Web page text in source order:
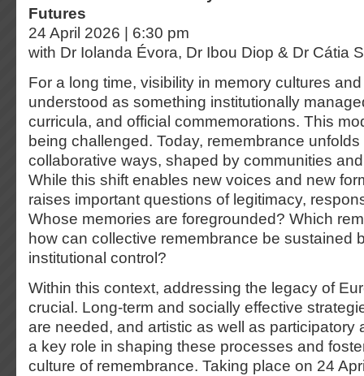
Futures
24 April 2026 | 6:30 pm
with Dr Iolanda Évora, Dr Ibou Diop & Dr Cátia
For a long time, visibility in memory cultures
understood as something institutionally
curricula, and official commemorations. This
being challenged. Today, remembrance
collaborative ways, shaped by communities
While this shift enables new voices and new
raises important questions of legitimacy,
Whose memories are foregrounded? Which
how can collective remembrance be sustained
institutional control?
Within this context, addressing the legacy of
crucial. Long-term and socially effective
are needed, and artistic as well as participatory
a key role in shaping these processes and
culture of remembrance. Taking place on 24